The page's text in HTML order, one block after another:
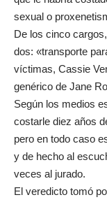
sexual o
De los cinco
dos: «transporte
víctimas, Cassie
genérico de Jane
Según los medios
costarle diez años
pero en todo caso
y de hecho al
veces al jurado.
El veredicto tomó